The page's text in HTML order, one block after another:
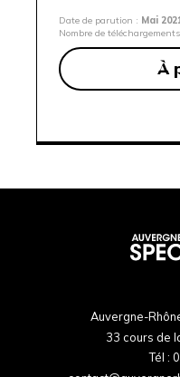
Date de parution : Mai
Nombre de
À
Auvergne-
33 cours de
Tél :